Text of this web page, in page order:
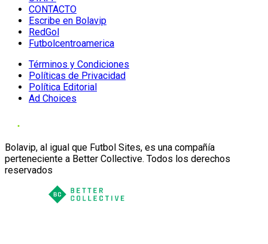
CONTACTO
Escribe en Bolavip
RedGol
Futbolcentroamerica
Términos y Condiciones
Políticas de Privacidad
Política Editorial
Ad Choices
Bolavip, al igual que Futbol Sites, es una compañía
perteneciente a Better Collective. Todos los derechos
reservados